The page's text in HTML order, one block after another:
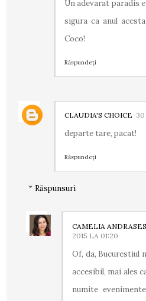
Un adevarat paradis
sigura ca anul
Coco!
Răspundeți
CLAUDIA'S CHOICE 30
departe tare, pacat!
Răspundeți
Răspunsuri
CAMELIA
2015 LA 01:20
Of, da, Bucurestiul
accesibil, mai ales
numite